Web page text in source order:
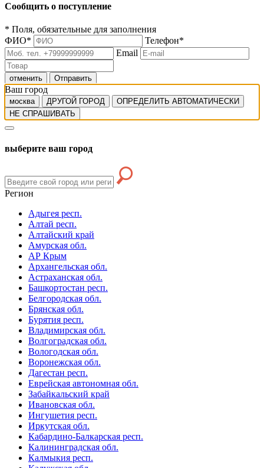
Сообщить о поступление
* Поля, обязательные для заполнения
ФИО* Телефон*
Email
отменить Отправить
Ваш город
москва ДРУГОЙ ГОРОД
ОПРЕДЕЛИТЬ АВТОМАТИЧЕСКИ
НЕ СПРАШИВАТЬ
выберите ваш город
Регион
Адыгея респ.
Алтай респ.
Алтайский край
Амурская обл.
АР Крым
Архангельская обл.
Астраханская обл.
Башкортостан респ.
Белгородская обл.
Брянская обл.
Бурятия респ.
Владимирская обл.
Волгоградская обл.
Вологодская обл.
Воронежская обл.
Дагестан респ.
Еврейская автономная обл.
Забайкальский край
Ивановская обл.
Ингушетия респ.
Иркутская обл.
Кабардино-Балкарская респ.
Калининградская обл.
Калмыкия респ.